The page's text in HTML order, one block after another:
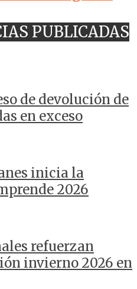
PUBLICADAS
de devolución de
en exceso
inicia la
2026
refuerzan
invierno 2026 en